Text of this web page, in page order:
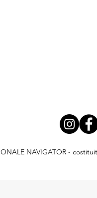
NAVIGATOR -